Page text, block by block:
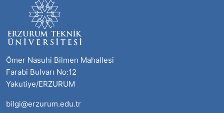
Ömer Nasuhi Bilmen Mahallesi
Farabi Bulvarı No:12
Yakutiye/ERZURUM
bilgi@erzurum.edu.tr